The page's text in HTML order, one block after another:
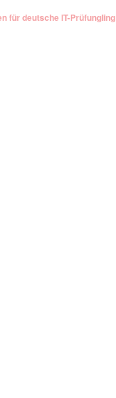
für deutsche IT-Prüfungling